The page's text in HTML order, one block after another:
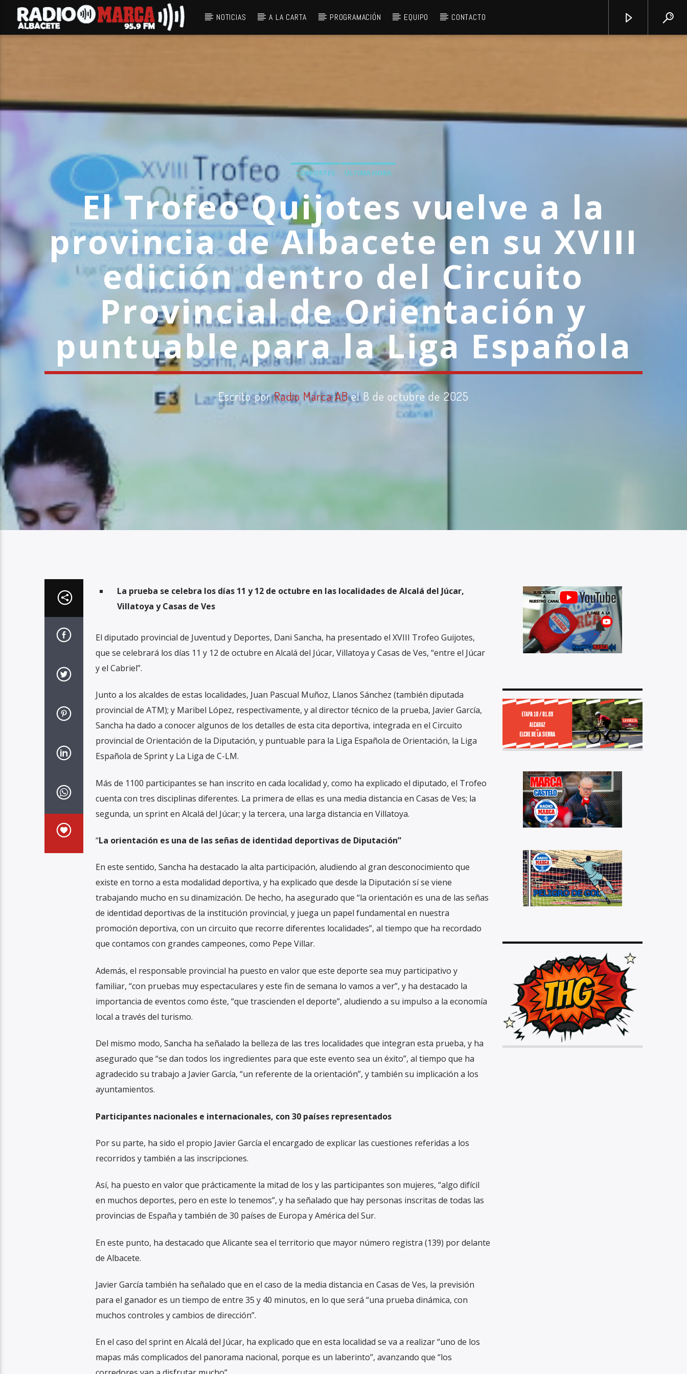
NOTICIAS A LA CARTA PROGRAMACIÓN EQUIPO CONTACTO
+ DEPORTES ÚLTIMA HORA
El Trofeo Quijotes vuelve a la
provincia de Albacete en su XVIII
edición dentro del Circuito
Provincial de Orientación y
puntuable para la Liga Española
Escrito porRadio Marca ABel 8 de octubre de 2025
La prueba se celebra los días 11 y 12 de octubre en las localidades de Alcalá del Júcar,
Villatoya y Casas de Ves
El diputado provincial de Juventud y Deportes, Dani Sancha, ha presentado el XVIII Trofeo Guijotes,
que se celebrará los días 11 y 12 de octubre en Alcalá del Júcar, Villatoya y Casas de Ves, “entre el Júcar
y el Cabriel”.
Junto a los alcaldes de estas localidades, Juan Pascual Muñoz, Llanos Sánchez (también diputada
provincial de ATM); y Maribel López, respectivamente, y al director técnico de la prueba, Javier García,
Sancha ha dado a conocer algunos de los detalles de esta cita deportiva, integrada en el Circuito
provincial de Orientación de la Diputación, y puntuable para la Liga Española de Orientación, la Liga
Española de Sprint y La Liga de C-LM.
Más de 1100 participantes se han inscrito en cada localidad y, como ha explicado el diputado, el Trofeo
cuenta con tres disciplinas diferentes. La primera de ellas es una media distancia en Casas de Ves; la
segunda, un sprint en Alcalá del Júcar; y la tercera, una larga distancia en Villatoya.
“La orientación es una de las señas de identidad deportivas de Diputación”
En este sentido, Sancha ha destacado la alta participación, aludiendo al gran desconocimiento que
existe en torno a esta modalidad deportiva, y ha explicado que desde la Diputación sí se viene
trabajando mucho en su dinamización. De hecho, ha asegurado que “la orientación es una de las señas
de identidad deportivas de la institución provincial, y juega un papel fundamental en nuestra
promoción deportiva, con un circuito que recorre diferentes localidades”, al tiempo que ha recordado
que contamos con grandes campeones, como Pepe Villar.
Además, el responsable provincial ha puesto en valor que este deporte sea muy participativo y
familiar, “con pruebas muy espectaculares y este fin de semana lo vamos a ver”, y ha destacado la
importancia de eventos como éste, “que trascienden el deporte”, aludiendo a su impulso a la economía
local a través del turismo.
Del mismo modo, Sancha ha señalado la belleza de las tres localidades que integran esta prueba, y ha
asegurado que “se dan todos los ingredientes para que este evento sea un éxito”, al tiempo que ha
agradecido su trabajo a Javier García, “un referente de la orientación”, y también su implicación a los
ayuntamientos.
Participantes nacionales e internacionales, con 30 países representados
Por su parte, ha sido el propio Javier García el encargado de explicar las cuestiones referidas a los
recorridos y también a las inscripciones.
Así, ha puesto en valor que prácticamente la mitad de los y las participantes son mujeres, “algo difícil
en muchos deportes, pero en este lo tenemos”, y ha señalado que hay personas inscritas de todas las
provincias de España y también de 30 países de Europa y América del Sur.
En este punto, ha destacado que Alicante sea el territorio que mayor número registra (139) por delante
de Albacete.
Javier García también ha señalado que en el caso de la media distancia en Casas de Ves, la previsión
para el ganador es un tiempo de entre 35 y 40 minutos, en lo que será “una prueba dinámica, con
muchos controles y cambios de dirección”.
En el caso del sprint en Alcalá del Júcar, ha explicado que en esta localidad se va a realizar “uno de los
mapas más complicados del panorama nacional, porque es un laberinto”, avanzando que “los